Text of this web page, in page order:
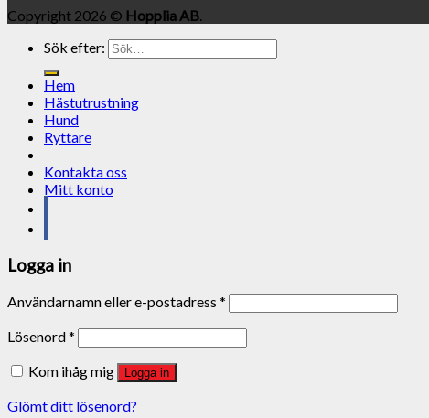
Copyright 2026 © Hopplia AB.
Sök efter:
Hem
Hästutrustning
Hund
Ryttare
Kontakta oss
Mitt konto
Logga in
Användarnamn eller e-postadress *
Lösenord*
Kom ihåg mig
Logga in
Glömt ditt lösenord?